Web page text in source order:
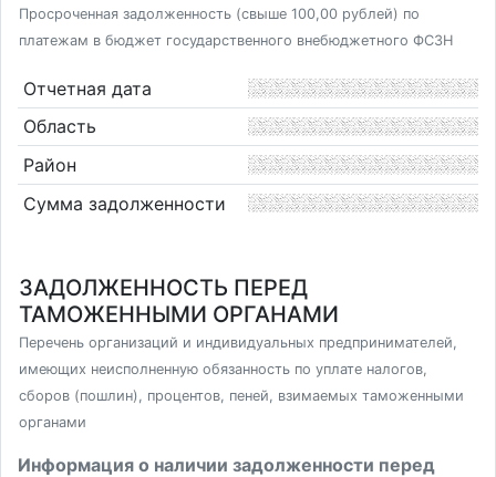
Просроченная задолженность (свыше 100,00 рублей) по
платежам в бюджет государственного внебюджетного ФСЗН
Отчетная дата
Область
Район
Сумма задолженности
ЗАДОЛЖЕННОСТЬ ПЕРЕД
ТАМОЖЕННЫМИ ОРГАНАМИ
Перечень организаций и индивидуальных предпринимателей,
имеющих неисполненную обязанность по уплате налогов,
сборов (пошлин), процентов, пеней, взимаемых таможенными
органами
Информация о наличии задолженности перед